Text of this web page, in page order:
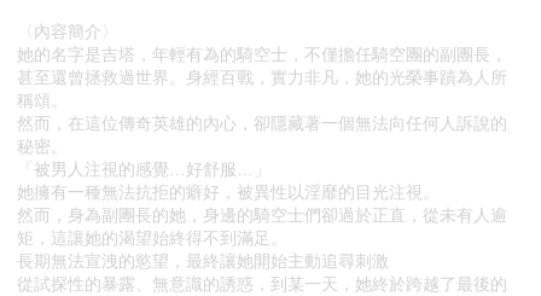
〈內容簡介〉
她的名字是吉塔，年輕有為的騎空士，不僅擔任騎空團的副團長，
甚至還曾拯救過世界。身經百戰，實力非凡，她的光榮事蹟為人所
稱頌。
然而，在這位傳奇英雄的內心，卻隱藏著一個無法向任何人訴說的
秘密。
「被男人注視的感覺…好舒服…」
她擁有一種無法抗拒的癖好，被異性以淫靡的目光注視。
然而，身為副團長的她，身邊的騎空士們卻過於正直，從未有人逾
矩，這讓她的渴望始終得不到滿足。
長期無法宣洩的慾望，最終讓她開始主動追尋刺激
從試探性的暴露、無意識的誘惑，到某一天，她終於跨越了最後的